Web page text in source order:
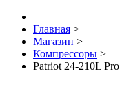
Главная >
Магазин >
Компрессоры >
Patriot 24-210L Pro